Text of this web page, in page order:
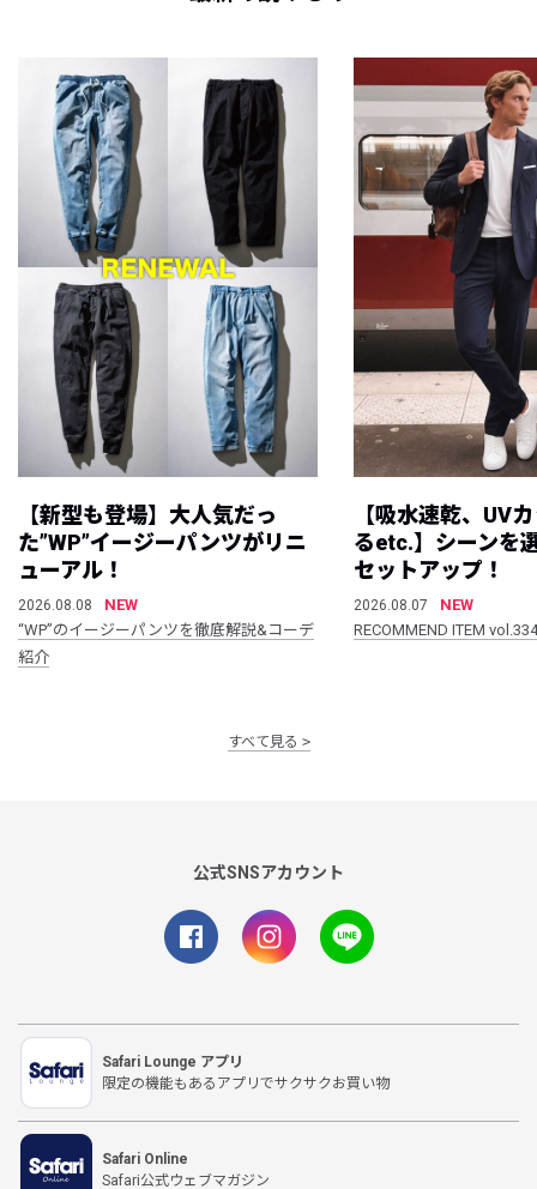
【新型も登場】大人気だっ
た”WP”イージーパンツがリニ
ューアル！
2026.08.08
NEW
“WP”のイージーパンツを徹底解説&コーデ
紹介
【吸水速乾、UV
るetc.】シーンを
セットアップ！
2026.08.07
NEW
RECOMMEND ITEM vol.334
すべて見る
公式SNSアカウント
Safari Lounge アプリ
限定の機能もあるアプリでサクサクお買い物
Safari Online
Safari公式ウェブマガジン